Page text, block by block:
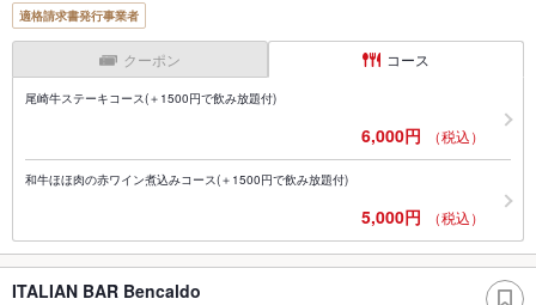
適格請求書発行事業者
クーポン コース
尾崎牛ステーキコース(＋1500円で飲み放題付)
6,000円 （税込）
和牛ほほ肉の赤ワイン煮込みコース(＋1500円で飲み放題付)
5,000円 （税込）
ITALIAN BAR Bencaldo